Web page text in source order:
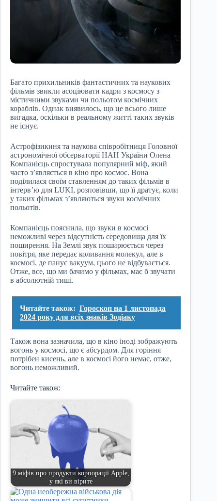
Багато прихильників фантастичних та наукових
фільмів звикли асоціювати кадри з космосу з
містичними звуками чи польотом космічних
кораблів. Однак виявилось, що це всього лише
вигадка, оскільки в реальному житті таких звуків
не існує.
Астрофізикиня та наукова співробітниця Головної
астрономічної обсерваторії НАН України Олена
Компанієць спростувала популярний міф, який
часто з’являється в кіно про космос. Вона
поділилася своїм ставленням до таких фільмів в
інтерв’ю для LUKI, розповівши, що її дратує, коли
у таких фільмах з’являються звуки космічних
польотів.
Компанієць пояснила, що звуки в космосі
неможливі через відсутність середовища для їх
поширення. На Землі звук поширюється через
повітря, яке передає коливання молекул, але в
космосі, де панує вакуум, цього не відбувається.
Отже, все, що ми бачимо у фільмах, має б звучати
в абсолютній тиші.
Читайте також: Гороскоп на 1 листопада
2024 року для всіх знаків Зодіаку
Також вона зазначила, що в кіно іноді зображують
вогонь у космосі, що є абсурдом. Для горіння
потрібен кисень, але в космосі його немає, отже,
вогонь неможливий.
Читайте також:
9 міфів про продукти корпорації Apple,
у які ви вірите